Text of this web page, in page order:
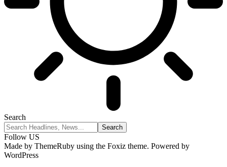
Search
Follow US
Made by ThemeRuby using the Foxiz theme. Powered by
WordPress